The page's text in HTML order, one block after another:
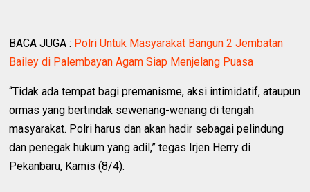
BACA JUGA : Polri Untuk Masyarakat Bangun 2 Jembatan
Bailey di Palembayan Agam Siap Menjelang Puasa
“Tidak ada tempat bagi premanisme, aksi intimidatif, ataupun
ormas yang bertindak sewenang-wenang di tengah
masyarakat. Polri harus dan akan hadir sebagai pelindung
dan penegak hukum yang adil,” tegas Irjen Herry di
Pekanbaru, Kamis (8/4).